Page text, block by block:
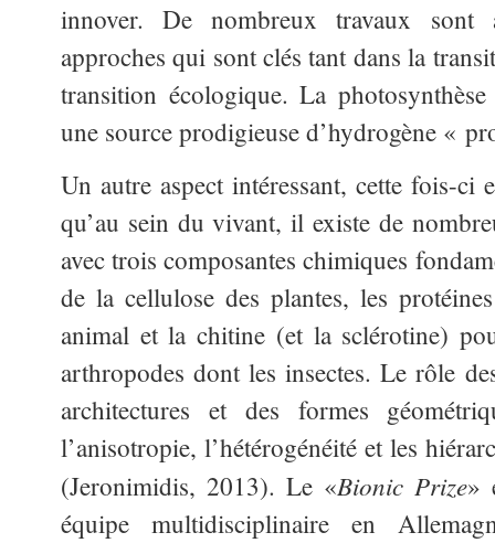
innover. De nombreux travaux sont
approches qui sont clés tant dans la
transition écologique. La
une source prodigieuse d’hydrogène «
Un autre aspect intéressant, cette fois-ci
qu’au sein du vivant, il existe de
avec trois composantes chimiques
de la cellulose des plantes, les
animal et la chitine (et la sclérotine)
arthropodes dont les insectes. Le rôle
architectures et des formes
l’anisotropie, l’hétérogénéité et les
(Jeronimidis, 2013). Le «Bionic Prize»
équipe multidisciplinaire en